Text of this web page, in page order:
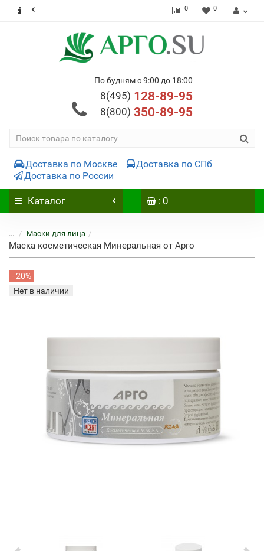
0 0
По будням с 9:00 до 18:00
8(495) 128-89-95
8(800) 350-89-95
Доставка по Москве
Доставка по СПб
Доставка по России
Каталог : 0
... Маски для лица
Маска косметическая Минеральная от Арго
- 20%
Нет в наличии